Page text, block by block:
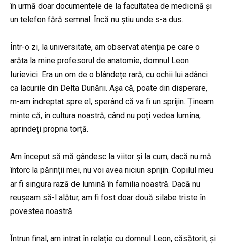
în urmă doar documentele de la facultatea de medicină și
un telefon fără semnal. Încă nu știu unde s-a dus.
Într-o zi, la universitate, am observat atenția pe care o
arăta la mine profesorul de anatomie, domnul Leon
Iurievici. Era un om de o blândețe rară, cu ochii lui adânci
ca lacurile din Delta Dunării. Așa că, poate din disperare,
m-am îndreptat spre el, sperând că va fi un sprijin. Țineam
minte că, în cultura noastră, când nu poți vedea lumina,
aprindeți propria torță.
Am început să mă gândesc la viitor și la cum, dacă nu mă
întorc la părinții mei, nu voi avea niciun sprijin. Copilul meu
ar fi singura rază de lumină în familia noastră. Dacă nu
reușeam să-l alătur, am fi fost doar două silabe triste în
povestea noastră.
Întrun final, am intrat în relație cu domnul Leon, căsătorit, și